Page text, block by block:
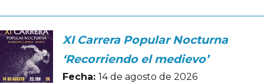
XI Carrera Popular Nocturna
‘Recorriendo el medievo’
Fecha: 14 de agosto de 2026